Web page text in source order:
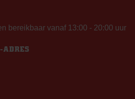
bereikbaar vanaf 13:00 - 20:00 uur
ADRES